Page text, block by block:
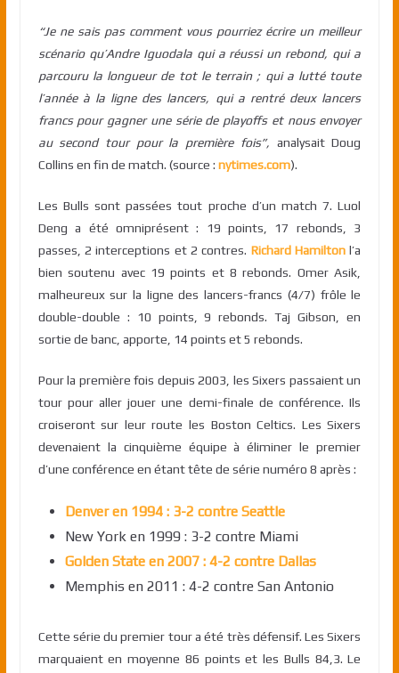
“Je ne sais pas comment vous pourriez écrire un meilleur
scénario qu’Andre Iguodala qui a réussi un rebond, qui a
parcouru la longueur de tot le terrain ; qui a lutté toute
l’année à la ligne des lancers, qui a rentré deux lancers
francs pour gagner une série de playoffs et nous envoyer
au second tour pour la première fois”, analysait Doug
Collins en fin de match. (source : nytimes.com).
Les Bulls sont passées tout proche d’un match 7. Luol
Deng a été omniprésent : 19 points, 17 rebonds, 3
passes, 2 interceptions et 2 contres. Richard Hamiltonl’a
bien soutenu avec 19 points et 8 rebonds. Omer Asik,
malheureux sur la ligne des lancers-francs (4/7) frôle le
double-double : 10 points, 9 rebonds. Taj Gibson, en
sortie de banc, apporte, 14 points et 5 rebonds.
Pour la première fois depuis 2003, les Sixers passaient un
tour pour aller jouer une demi-finale de conférence. Ils
croiseront sur leur route les Boston Celtics. Les Sixers
devenaient la cinquième équipe à éliminer le premier
d’une conférence en étant tête de série numéro 8 après :
Denver en 1994 : 3-2 contre Seattle
New York en 1999 : 3-2 contre Miami
Golden State en 2007 : 4-2 contre Dallas
Memphis en 2011 : 4-2 contre San Antonio
Cette série du premier tour a été très défensif. Les Sixers
marquaient en moyenne 86 points et les Bulls 84,3. Le